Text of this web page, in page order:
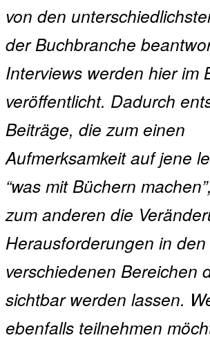
von den
der Buchbranche
Interviews werden hier im
veröffentlicht. Dadurch
Beiträge, die zum einen
Aufmerksamkeit auf jene
“was mit Büchern
zum anderen die
Herausforderungen in den
verschiedenen Bereichen
sichtbar werden lassen.
ebenfalls teilnehmen